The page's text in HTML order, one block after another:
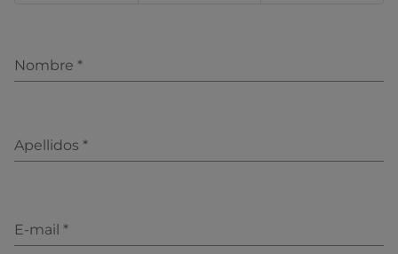
Nombre *
Apellidos *
E-mail *